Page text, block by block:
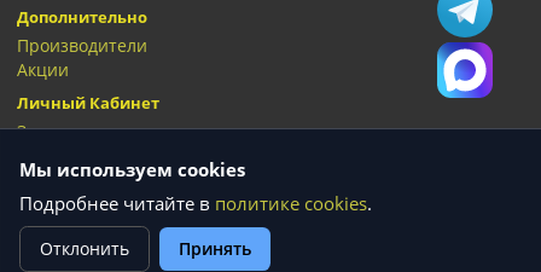
Дополнительно
Производители
Акции
Личный Кабинет
Закладки
Сумки "Олива" © 2026
Текущее состояние cookie:не выбрано
Мы используем cookies
Подробнее читайте в политике cookies.
Отклонить Принять